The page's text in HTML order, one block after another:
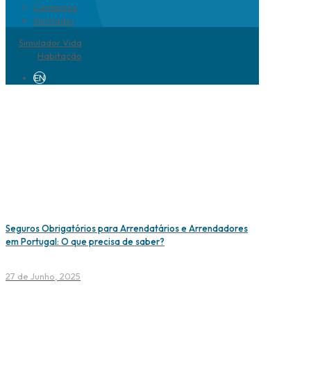
Contactos
Simulador
Simulador Vida
Habitação
EN
Seguros Obrigatórios para Arrendatários e Arrendadores
em Portugal: O que precisa de saber?
27 de Junho, 2025